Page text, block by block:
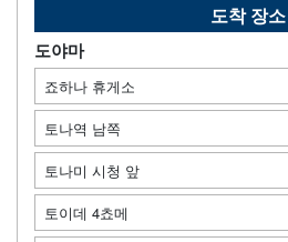
도착 장소
도야마
죠하나 휴게소
토나역 남쪽
토나미 시청 앞
토이데 4쵸메